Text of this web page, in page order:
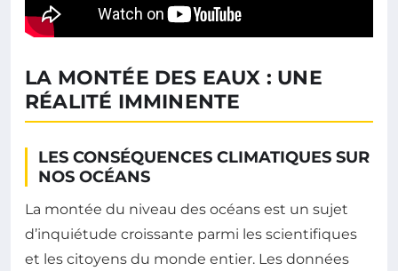
LA MONTÉE DES EAUX : UNE
RÉALITÉ IMMINENTE
LES CONSÉQUENCES CLIMATIQUES SUR
NOS OCÉANS
La montée du niveau des océans est un sujet
d’inquiétude croissante parmi les scientifiques
et les citoyens du monde entier. Les données